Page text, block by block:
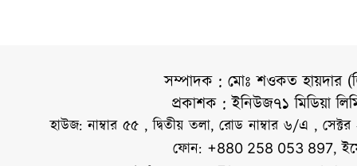
অকার্যকর হয়ে উঠছে।
আইসিডিডিআর,বির সাম্প্রতিক
এক গবেষণায় উঠে এসেছে,
অ্যান্টিবায়োটিকের অতিরিক্ত ও
ফলে
আতঙ্ক
অনেকেই
ভেতরে
সম্পাদক : মোঃ শওকত হায়দার
প্রকাশক : ইনিউজ৭১ মিডিয়া
হাউজ: নাম্বার ৫৫ , দ্বিতীয় তলা, রোড নাম্বার ৬/এ ,
ফোন: +880 258 053 897,